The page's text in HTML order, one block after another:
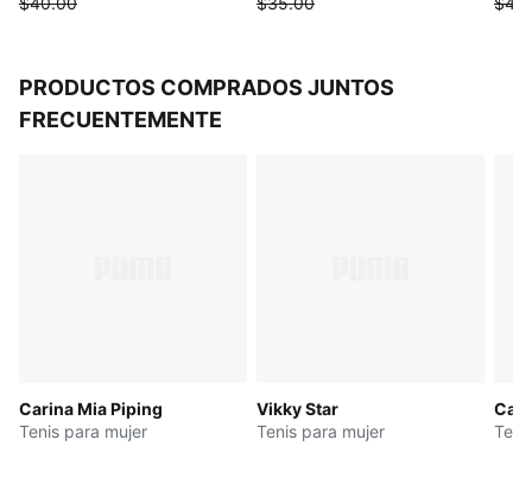
PRODUCTOS COMPRADOS JUNTOS
FRECUENTEMENTE
Carina Mia Piping
Tenis para mujer
Vikky Star
Tenis para mujer